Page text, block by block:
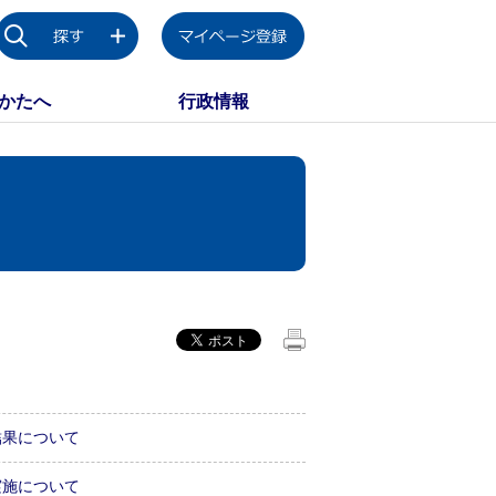
たへ 行政情報
について
について